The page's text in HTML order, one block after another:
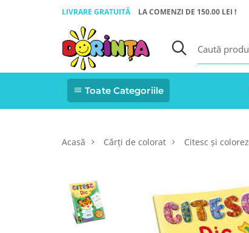
LIVRARE GRATUITĂ LA COMENZI DE 150.00 LEI !
Toate Categoriile
Acasă Cărți de colorat Citesc și colorez